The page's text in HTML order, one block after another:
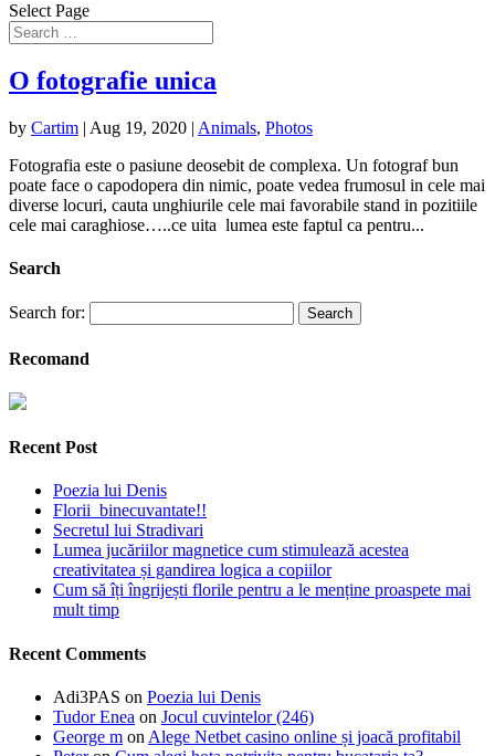
Select Page
O fotografie unica
by Cartim | Aug 19, 2020 | Animals, Photos
Fotografia este o pasiune deosebit de complexa. Un fotograf bun
poate face o capodopera din nimic, poate vedea frumosul in cele mai
diverse locuri, cauta unghiurile cele mai favorabile stand in pozitiile
cele mai caraghiose…..ce uita lumea este faptul ca pentru...
Search
Search for:
Recomand
Recent Post
Poezia lui Denis
Florii binecuvantate!!
Secretul lui Stradivari
Lumea jucăriilor magnetice cum stimulează acestea
creativitatea și gandirea logica a copiilor
Cum să îți îngrijești florile pentru a le menține proaspete mai
mult timp
Recent Comments
Adi3PAS on Poezia lui Denis
Tudor Enea on Jocul cuvintelor (246)
George m on Alege Netbet casino online și joacă profitabil